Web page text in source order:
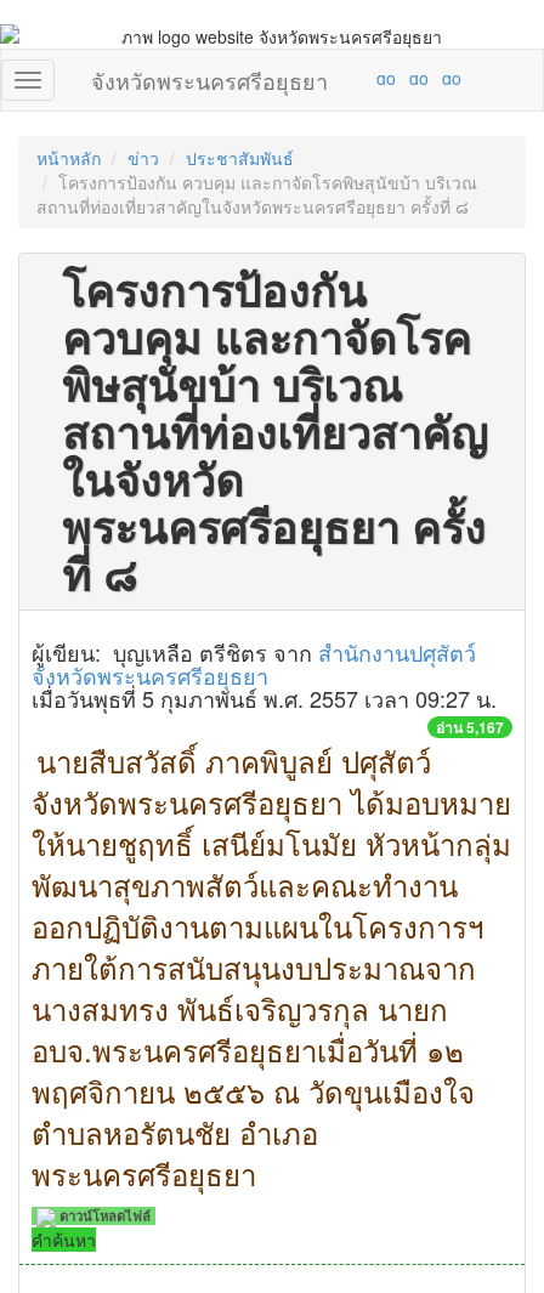
จังหวัดพระนครศรีอยุธยา
หน้าหลัก ข่าว
ประชาสัมพันธ์
โครงการป้องกัน ควบคุม และกาจัดโรคพิษสุนัขบ้า บริเวณ
สถานที่ท่องเที่ยวสาคัญในจังหวัดพระนครศรีอยุธยา ครั้งที่ ๘
โครงการป้องกัน
ควบคุม และกาจัดโรค
พิษสุนัขบ้า บริเวณ
สถานที่ท่องเที่ยวสาคัญ
ในจังหวัด
พระนครศรีอยุธยา ครั้ง
ที่ ๘
ผู้เขียน: บุญเหลือ ตรีชิตร จาก สำนักงานปศุสัตว์
จังหวัดพระนครศรีอยุธยา
เมื่อวันพุธที่ 5 กุมภาพันธ์ พ.ศ. 2557 เวลา 09:27 น.
อ่าน 5,167
นายสืบสวัสดิ์ ภาคพิบูลย์ ปศุสัตว์
จังหวัดพระนครศรีอยุธยา ได้มอบหมาย
ให้นายชูฤทธิ์ เสนีย์มโนมัย หัวหน้ากลุ่ม
พัฒนาสุขภาพสัตว์และคณะทำงาน
ออกปฏิบัติงานตามแผนในโครงการฯ
ภายใต้การสนับสนุนงบประมาณจาก
นางสมทรง พันธ์เจริญวรกุล นายก
อบจ.พระนครศรีอยุธยาเมื่อวันที่ ๑๒
พฤศจิกายน ๒๕๕๖ ณ วัดขุนเมืองใจ
ตำบลหอรัตนชัย อำเภอ
พระนครศรีอยุธยา
ดาวน์โหลดไฟล์
คำค้นหา